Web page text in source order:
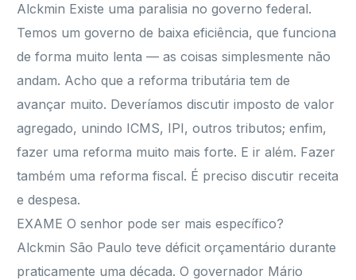
Alckmin Existe uma paralisia no governo federal.
Temos um governo de baixa eficiência, que funciona
de forma muito lenta — as coisas simplesmente não
andam. Acho que a reforma tributária tem de
avançar muito. Deveríamos discutir imposto de valor
agregado, unindo ICMS, IPI, outros tributos; enfim,
fazer uma reforma muito mais forte. E ir além. Fazer
também uma reforma fiscal. É preciso discutir receita
e despesa.
EXAME O senhor pode ser mais específico?
Alckmin São Paulo teve déficit orçamentário durante
praticamente uma década. O governador Mário